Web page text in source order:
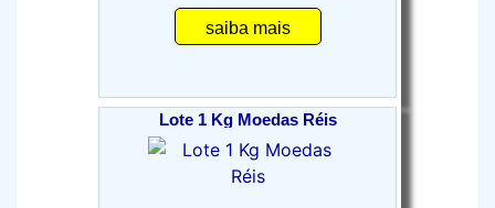
saiba mais
Lote 1 Kg Moedas Réis